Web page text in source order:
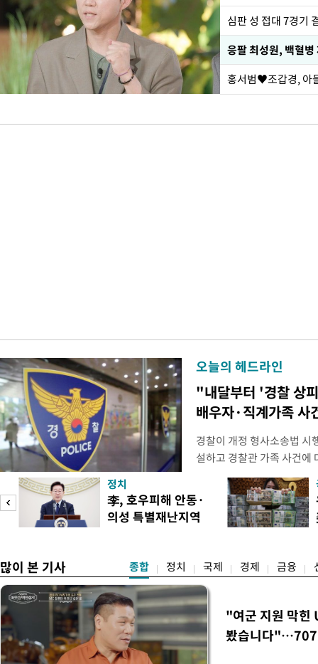
심판 성 접대 7경기
응팔 최성원, 백혈
홍서범♥조갑경, 아
오늘의 헤드라인
"내달부터 '경찰 상
배우자·직계가족 사
경찰이 개정 형사소송법 시
설하고 경찰관 가족 사건에
피제'를 도입한다. 경찰청
후속 조치 태스크포스
우선 올해 하반기 인사에
하던 수사감찰 기능을 인
정치
李, 호우피해 안동·
의성 특별재난지역
많이 본 기사 종합 정치 국제 경제 금융
"여군 지원 막힌
봤습니다"…707